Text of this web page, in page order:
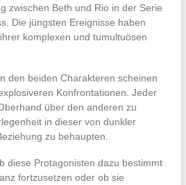
zwischen Beth und Rio in der Serie
Die jüngsten Ereignisse haben
komplexen und tumultuösen
den beiden Charakteren scheinen
Konfrontationen. Jeder
über den anderen zu
in dieser von dunkler
zu behaupten.
diese Protagonisten dazu bestimmt
fortzusetzen oder ob sie